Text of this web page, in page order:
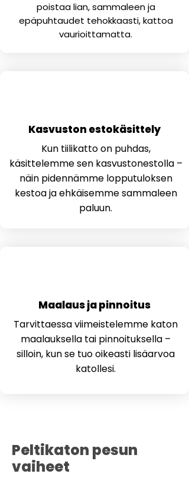
poistaa lian, sammaleen ja
epäpuhtaudet tehokkaasti, kattoa
vaurioittamatta.
Kasvuston estokäsittely
Kun tiilikatto on puhdas,
käsittelemme sen kasvustonestolla –
näin pidennämme lopputuloksen
kestoa ja ehkäisemme sammaleen
paluun.
Maalaus ja pinnoitus
Tarvittaessa viimeistelemme katon
maalauksella tai pinnoituksella –
silloin, kun se tuo oikeasti lisäarvoa
katollesi.
Peltikaton pesun
vaiheet